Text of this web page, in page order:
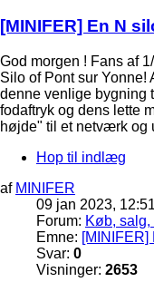
[MINIFER] En N
God morgen ! Fans af
Silo of Pont sur Yonne!
denne venlige bygning
fodaftryk og dens lette
højde" til et netværk og
Hop til indlæg
af MINIFER
09 jan 2023, 12:51
Forum: Køb,
Emne: [MINIFER]
Svar: 0
Visninger: 2653